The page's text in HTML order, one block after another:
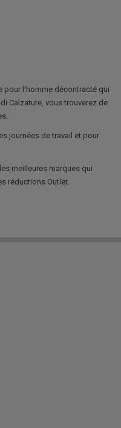
pour l'homme décontracté qui
Calzature, vous trouverez de
journées de travail et pour
meilleures marques qui
réductions Outlet.